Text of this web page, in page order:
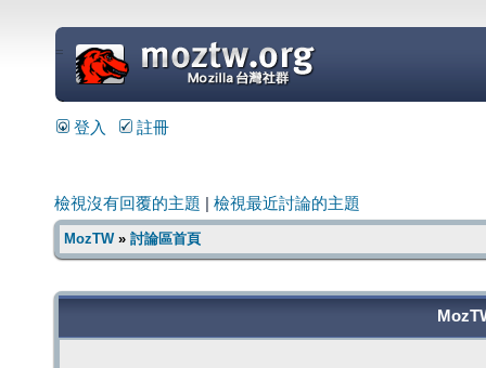
=
登入 註冊
檢視沒有回覆的主題 檢視最近討論的主題
MozTW» 討論區首頁